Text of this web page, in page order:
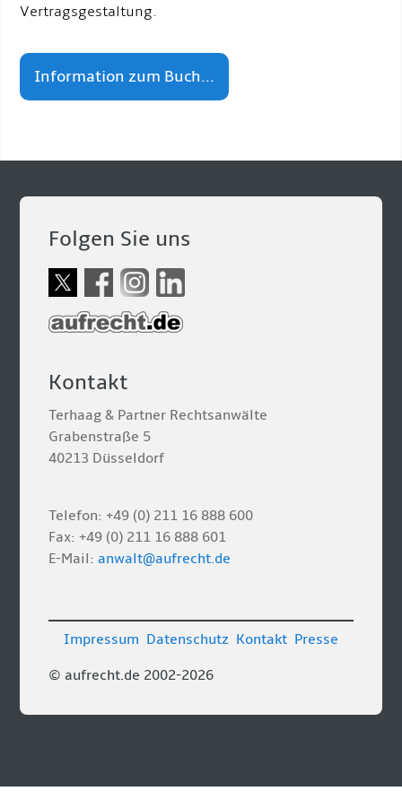
Vertragsgestaltung.
Information zum Buch...
Folgen Sie uns
Kontakt
Terhaag & Partner Rechtsanwälte
Grabenstraße 5
40213 Düsseldorf
Telefon: +49 (0) 211 16 888 600
Fax: +49 (0) 211 16 888 601
E-Mail:anwalt@aufrecht.de
© aufrecht.de 2002-2026
Impressum Datenschutz Kontakt Presse